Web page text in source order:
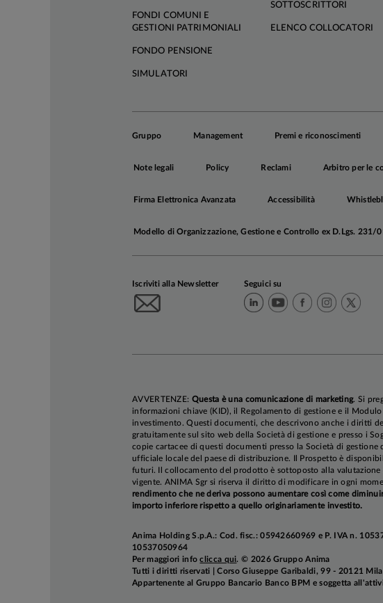
FONDI COMUNI E
GESTIONI PATRIMONIALI
FONDO PENSIONE
SIMULATORI
SOTTOSCRITTORI
ELENCO COLLOCATORI
Gruppo Management Premi e riconoscimenti
Note legali Policy Reclami Arbitro per le
Firma Elettronica Avanzata Accessibilità
Modello di Organizzazione, Gestione e Controllo ex D.Lgs. 231/
Iscriviti alla Newsletter Seguici su
AVVERTENZE: Questa è una comunicazione di marketing. Si
informazioni chiave (KID), il Regolamento di gestione e il
investimento. Questi documenti, che descrivono anche i diritti
gratuitamente sul sito web della Società di gestione e presso i
copie cartacee di questi documenti presso la Società di
ufficiale locale del paese di distribuzione. Il Prospetto è
futuri. Il collocamento del prodotto è sottoposto alla valutazione
vigente. ANIMA Sgr si riserva il diritto di modificare in ogni
rendimento che ne deriva possono aumentare così come
importo inferiore rispetto a quello originariamente investito.
Anima Holding S.p.A.: Cod. fisc.: 05942660969 e P. IVA n.
10537050964
Per maggiori infoclicca qui. © 2026 Gruppo Anima
Tutti i diritti riservati | Corso Giuseppe Garibaldi, 99 - 20121
Appartenente al Gruppo Bancario Banco BPM e soggetta